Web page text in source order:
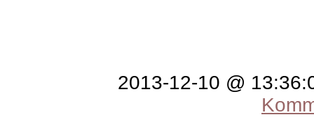
2013-12-10 @